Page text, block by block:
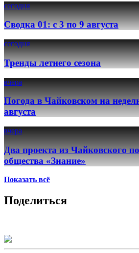
сегодня
Сводка 01: с 3 по 9 августа
сегодня
Тренды летнего сезона
вчера
Погода в Чайковском на
августа
вчера
Два проекта из Чайковского
общества «Знание»
Показать всё
Поделиться